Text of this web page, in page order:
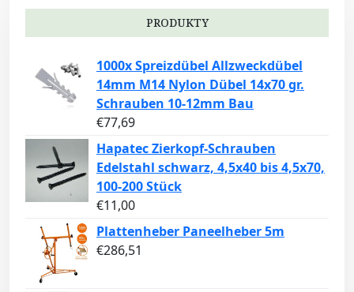
PRODUKTY
1000x Spreizdübel Allzweckdübel
14mm M14 Nylon Dübel 14x70 gr.
Schrauben 10-12mm Bau
€77,69
Hapatec Zierkopf-Schrauben
Edelstahl schwarz, 4,5x40 bis 4,5x70,
100-200 Stück
€11,00
Plattenheber Paneelheber 5m
€286,51